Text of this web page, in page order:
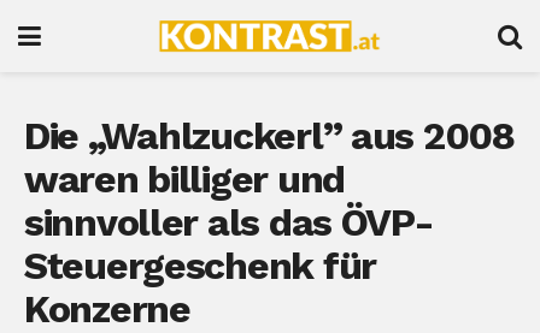
Die „Wahlzuckerl” aus 2008
waren billiger und
sinnvoller als das ÖVP-
Steuergeschenk für
Konzerne